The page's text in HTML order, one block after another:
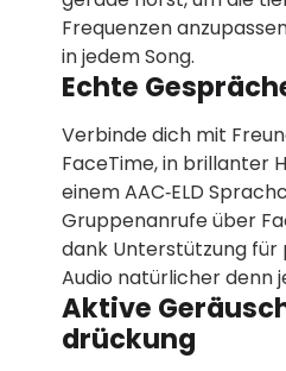
Frequenzen
in jedem Song.
Echte
Verbinde dich mit
FaceTime, in brillanter
einem AAC‑ELD
Gruppen­anrufe über
dank Unterstützung für
Audio natürlicher denn
Aktive
drückung